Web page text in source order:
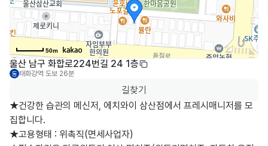
50m
울산 남구 화합로224번길 24 1층
동 태화강역 도보 26분
길찾기
★건강한 습관의 메신저, 에치와이 삼산점에서 프레시매니저를 모
집합니다.
★고용형태 : 위촉직(면세사업자)